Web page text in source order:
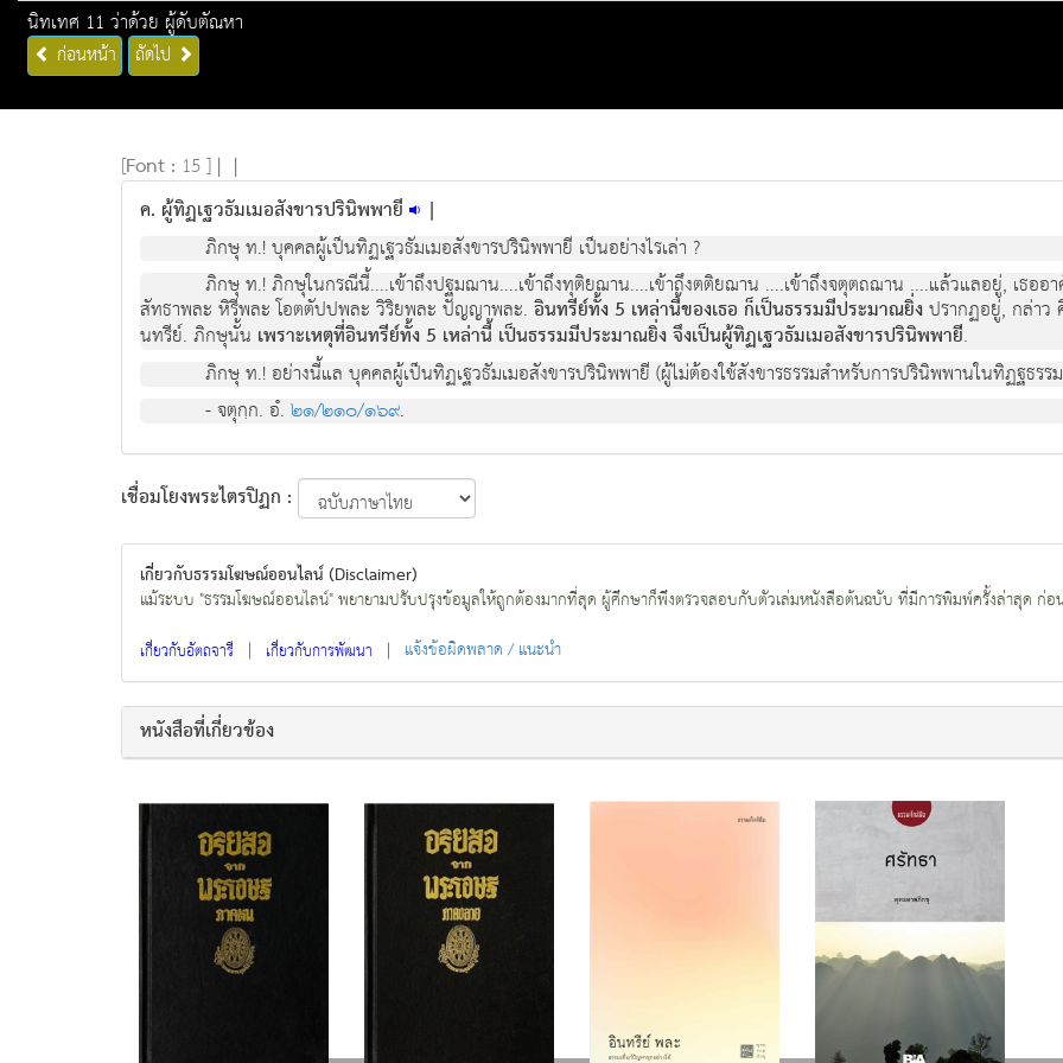
นิทเทศ 11 ว่าด้วย ผู้ดับตัณหา
ก่อนหน้า ถัดไป
[Font : 15 ] | |
ค. ผู้ทิฏเฐวธัมเมอสังขารปรินิพพายี |
ภิกษุ ท.! บุคคลผู้เป็นทิฏเฐวธัมเมอสังขารปรินิพพายี เป็นอย่างไรเล่า ?
ภิกษุ ท.! ภิกษุในกรณีนี้....เข้าถึงปฐมฌาน....เข้าถึงทุติยฌาน....เข้าถึงตติยฌาน ....เข้าถึงจตุตถฌาน ....แล้วแลอยู่, เธออ
สัทธาพละ หิรีพละ โอตตัปปพละ วิริยพละ ปัญญาพละ. อินทรีย์ทั้ง 5 เหล่านี้ของเธอ ก็เป็นธรรมมีประมาณยิ่งปรากฏอยู่, กล่า
นทรีย์. ภิกษุนั้น เพราะเหตุที่อินทรีย์ทั้ง 5 เหล่านี้ เป็นธรรมมีประมาณยิ่ง จึงเป็นผู้ทิฏเฐวธัมเมอสังขารปรินิพพายี.
ภิกษุ ท.! อย่างนี้แล บุคคลผู้เป็นทิฏเฐวธัมเมอสังขารปรินิพพายี (ผู้ไม่ต้องใช้สังขารธรรมสำหรับการปรินิพพานในทิฏฐธรร
- จตุกฺก. อํ.๒๑/๒๑๐/๑๖๙.
เชื่อมโยงพระไตรปิฏก :
เกี่ยวกับธรรมโฆษณ์ออนไลน์ (Disclaimer)
แม้ระบบ "ธรรมโฆษณ์ออนไลน์" พยายามปรับปรุงข้อมูลให้ถูกต้องมากที่สุด ผู้ศึกษาก็พึงตรวจสอบกับตัวเล่มหนังสือต้นฉบับ ที่มีการพิมพ์ครั้งล่าสุด ก่อน
เกี่ยวกับอัตถจารี | เกี่ยวกับการพัฒนา | แจ้งข้อผิดพลาด / แนะนำ
หนังสือที่เกี่ยวข้อง